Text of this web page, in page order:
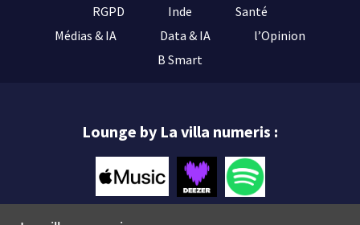
RGPD Inde
Santé
Médias & IA
Data & IA
l’Opinion
B Smart
Lounge by La villa numeris :